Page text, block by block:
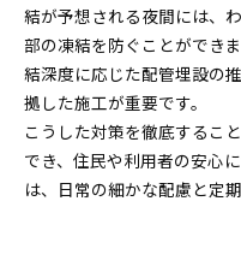
結が予想される夜間には、
部の凍結を防ぐことができ
結深度に応じた配管埋設の
拠した施工が重要です。
こうした対策を徹底するこ
でき、住民や利用者の安心
は、日常の細かな配慮と定